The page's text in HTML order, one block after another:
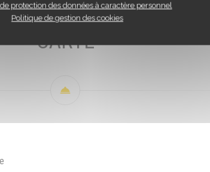
protection des données à caractère personnel
Politique de gestion des cookies
CARTE